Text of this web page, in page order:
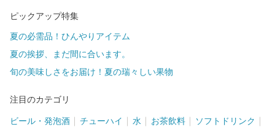
ピックアップ特集
夏の必需品！ひんやりアイテム
夏の挨拶、まだ間に合います。
旬の美味しさをお届け！夏の瑞々しい果物
注目のカテゴリ
ビール・発泡酒 チューハイ 水 お茶飲料 ソフトドリンク